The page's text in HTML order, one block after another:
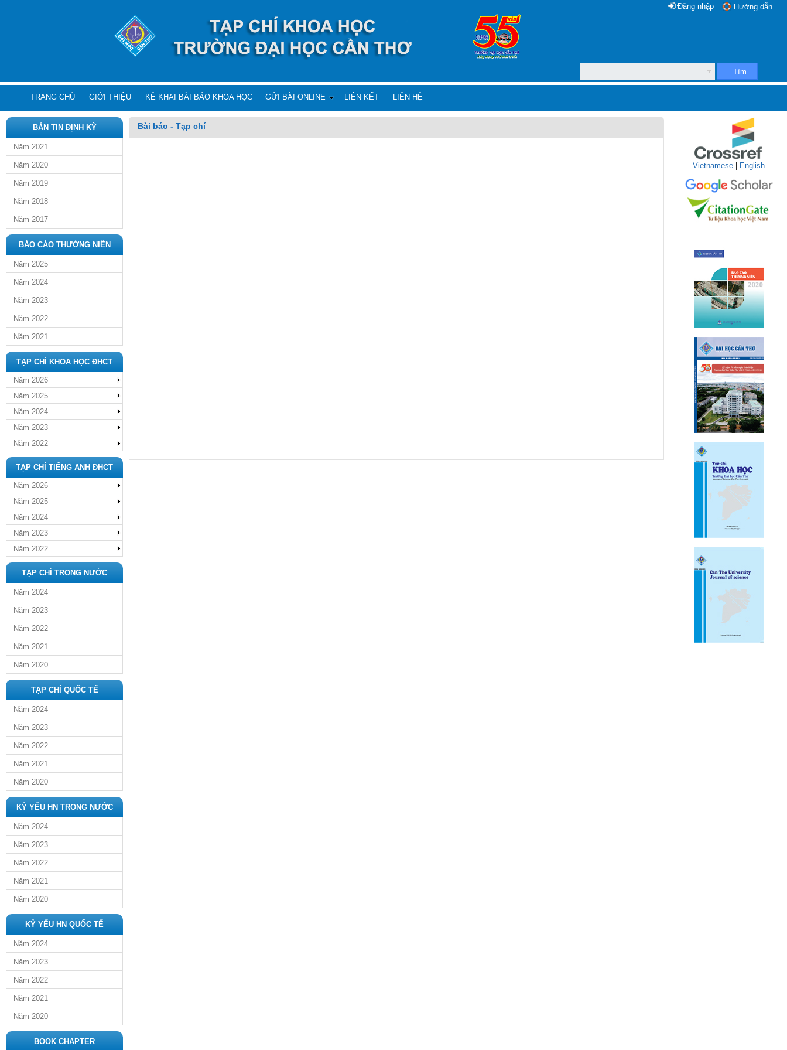
Hướng dẫn
Đăng nhập
Tìm
TRANG CHỦ GIỚI THIỆU KÊ KHAI BÀI BÁO KHOA HỌC GỬI BÀI ONLINE LIÊN KẾT LIÊN HỆ
BẢN TIN ĐỊNH KỲ
Năm 2021
Năm 2020
Năm 2019
Năm 2018
Năm 2017
BÁO CÁO THƯỜNG NIÊN
Năm 2025
Năm 2024
Năm 2023
Năm 2022
Năm 2021
TẠP CHÍ KHOA HỌC ĐHCT
Năm 2026
Năm 2025
Năm 2024
Năm 2023
Năm 2022
TẠP CHÍ TIẾNG ANH ĐHCT
Năm 2026
Năm 2025
Năm 2024
Năm 2023
Năm 2022
TẠP CHÍ TRONG NƯỚC
Năm 2024
Năm 2023
Năm 2022
Năm 2021
Năm 2020
TẠP CHÍ QUỐC TẾ
Năm 2024
Năm 2023
Năm 2022
Năm 2021
Năm 2020
KỶ YẾU HN TRONG NƯỚC
Năm 2024
Năm 2023
Năm 2022
Năm 2021
Năm 2020
KỶ YẾU HN QUỐC TẾ
Năm 2024
Năm 2023
Năm 2022
Năm 2021
Năm 2020
BOOK CHAPTER
Bài báo - Tạp chí
Vietnamese English